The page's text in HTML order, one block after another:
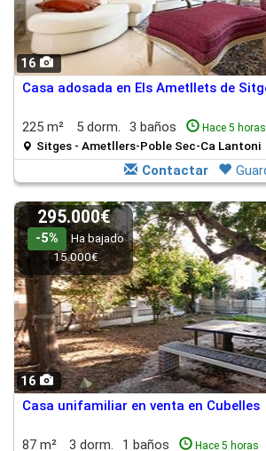
16
Casa adosada en Els Ametllets de
225 m² 5 dorm. 3 baños Hace 5 horas
Sitges - Ametllers-Poble Sec-Ca Lantoni
Contactar
16
295.000€
-5%
Ha bajado
15.000€
Casa unifamiliar en venta en Cubelles
87 m² 3 dorm. 1 baños Hace 5 horas